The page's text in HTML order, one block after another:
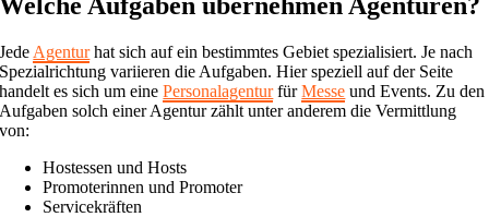
Jede Agenturhat sich auf ein bestimmtes Gebiet spezialisiert. Je nach
Spezialrichtung variieren die Aufgaben. Hier speziell auf der Seite
handelt es sich um einePersonalagenturfürMesse und Events. Zu den
Aufgaben solch einer Agentur zählt unter anderem die Vermittlung
von:
Hostessen und Hosts
Promoterinnen und Promoter
Servicekräften